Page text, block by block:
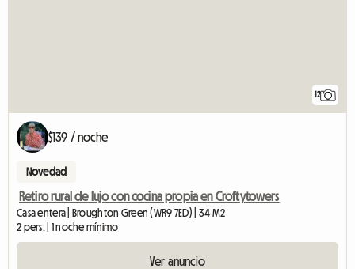
12
$139 / noche
Novedad
Retiro rural de lujo con cocina propia en Croftytowers
Casa entera | Broughton Green (WR9 7ED) | 34 M2
2 pers. | 1 noche mínimo
Ver anuncio